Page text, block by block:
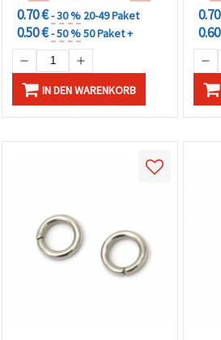
0.70 €- 30 % 20-49 Paket
0.50 €- 50 %50 Paket +
IN DEN WARENKORB